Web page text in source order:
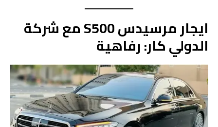
ايجار مرسيدسS500مع شركة
الدولي كار: رفاهية